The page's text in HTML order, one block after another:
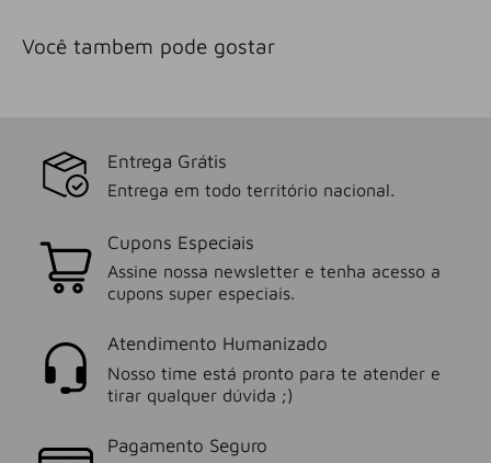
Você tambem pode gostar
Entrega Grátis
Entrega em todo território nacional.
Cupons Especiais
Assine nossa newsletter e tenha acesso a
cupons super especiais.
Atendimento Humanizado
Nosso time está pronto para te atender e
tirar qualquer dúvida ;)
Pagamento Seguro